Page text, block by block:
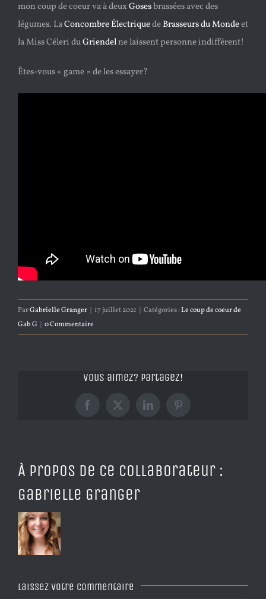
mon coup de coeur va à deuxGosesbrassées avec des
légumes. LaConcombre ÉlectriquedeBrasseurs du Mondeet
la Miss Céleri duGriendelne laissent personne indifférent!
Êtes-vous « game » de les essayer?
ParGabrielle Granger 17 juillet 2021 Catégories :Le coup de coeur de
Gab G
0 Commentaire
Vous aimez? Partagez!
Facebook
X LinkedInPinterest
À propos de ce collaborateur :
Gabrielle Granger
Laissez votre commentaire